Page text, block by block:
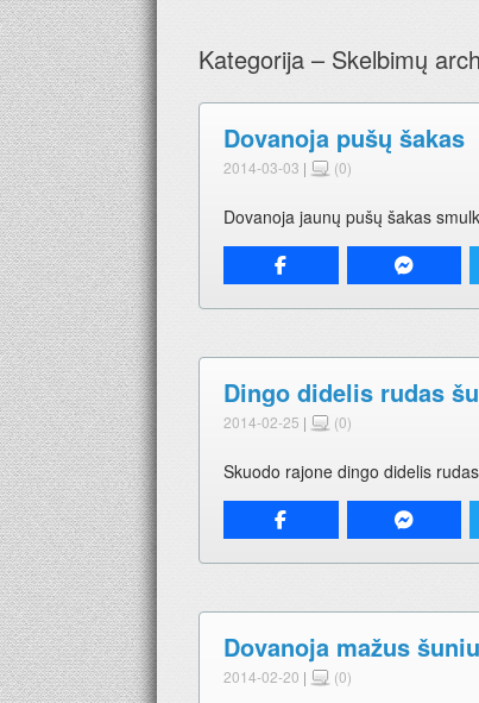
Kategorija – Skelbimų
Dovanoja pušų šakas
2014-03-03 | (0)
Dovanoja jaunų pušų šakas
Dingo didelis rudas
2014-02-25 | (0)
Skuodo rajone dingo didelis
Dovanoja mažus
2014-02-20 | (0)